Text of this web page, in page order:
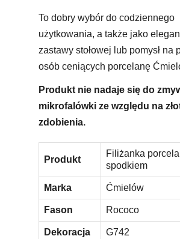
To dobry wybór do codziennego
użytkowania, a także jako
zastawy stołowej lub pomysł na
osób ceniących porcelanę
Produkt nie nadaje się do
mikrofalówki ze względu na
zdobienia.
Produkt
Filiżanka
spodkiem
Marka Ćmielów
Fason Rococo
Dekoracja G742